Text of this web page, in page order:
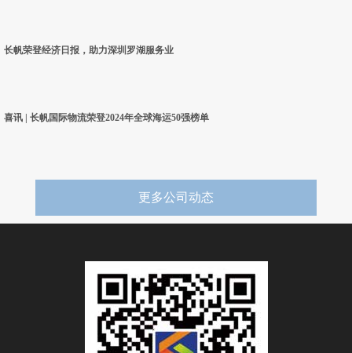
长帆荣登经济日报，助力深圳罗湖服务业
喜讯 | 长帆国际物流荣登2024年全球海运50强榜单
更多公司动态